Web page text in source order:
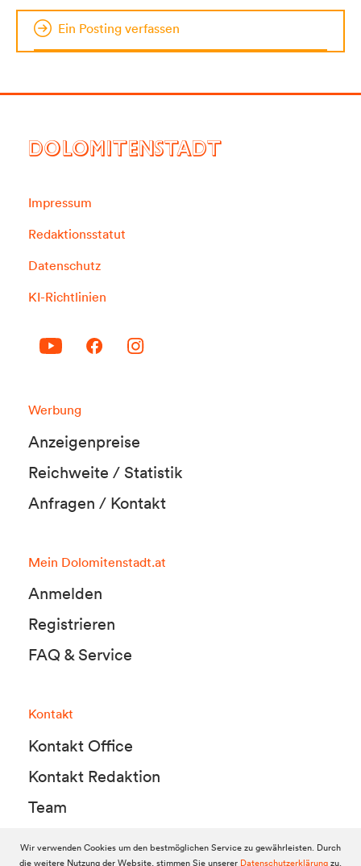
Ein Posting verfassen
DOLOMITENSTADT
Impressum
Redaktionsstatut
Datenschutz
KI-Richtlinien
Werbung
Anzeigenpreise
Reichweite / Statistik
Anfragen / Kontakt
Mein Dolomitenstadt.at
Anmelden
Registrieren
FAQ & Service
Kontakt
Kontakt Office
Kontakt Redaktion
Team
Wir verwenden Cookies um den bestmöglichen Service zu gewährleisten. Durch
die weitere Nutzung der Website, stimmen Sie unserer Datenschutzerklärungzu.